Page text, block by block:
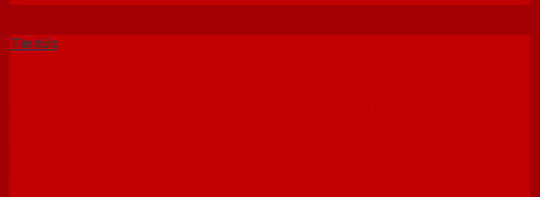
Tin tức